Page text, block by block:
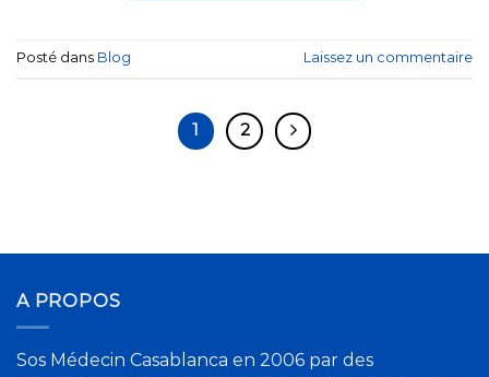
Posté dans Blog Laissez un commentaire
1 2
A PROPOS
Sos Médecin Casablanca en 2006 par des